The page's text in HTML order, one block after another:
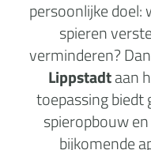
persoonlijke doel:
spieren
verminderen?
Lippstadtaan
toepassing biedt
spieropbouw
bijkomende